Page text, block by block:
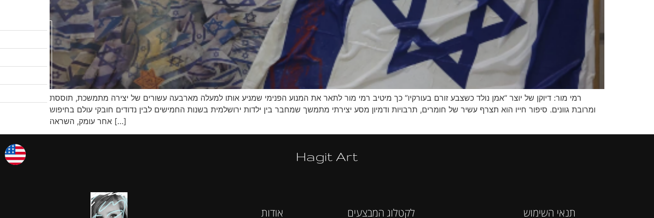
לקטלוג המבצעים
שיעורי ציור
לגלריות שלי
אודות
צרו קשר
רמי מור: דיוקן של יוצר “אמן נולד כשצבע זורם בעורקיו” כך מיטיב רמי מור לתאר את המנוע הפנימי שמניע אותו למעלה מארבעה עשורים של יצירה מתמשכת, תוססת
ומרובת גוונים. סיפור חייו הוא תצרף עשיר של חומרים, תרבויות ודמיון מסע יצירתי מתמשך שמחבר בין ילדות ירושלמית בשנות החמישים לבין נדודים חובקי עולם בחיפוש
אחר עומק, השראה […]
Hagit Art
אודות לקטלוג המבצעים תנאי השימוש